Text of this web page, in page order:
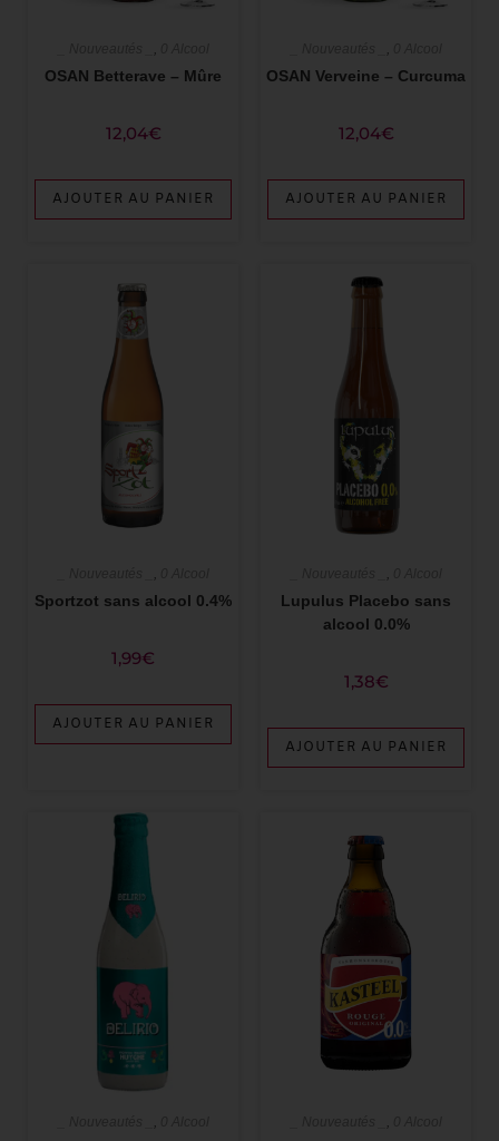
,
OSAN Betterave – Mûre
12,04€
AJOUTER AU PANIER
,
OSAN Verveine – Curcuma
12,04€
AJOUTER AU PANIER
,
Sportzot sans alcool 0.4%
1,99€
AJOUTER AU PANIER
,
Lupulus Placebo sans
alcool 0.0%
1,38€
AJOUTER AU PANIER
, ,